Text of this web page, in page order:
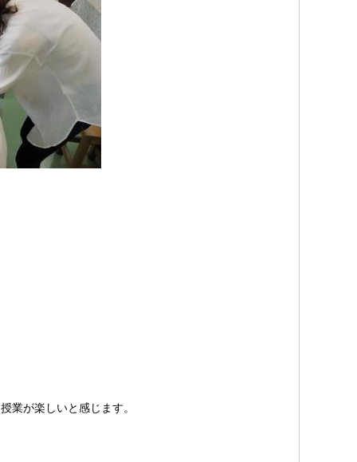
業が楽しいと感じます。